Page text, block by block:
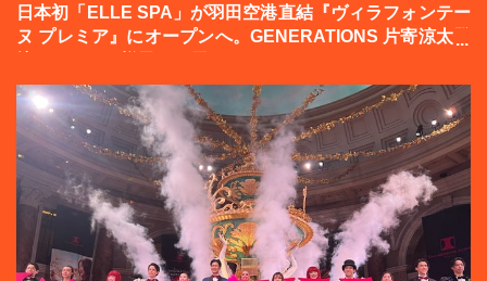
日本初「ELLE SPA」が羽田空港直結『ヴィラフォンテー
ヌ プレミア』にオープンへ。GENERATIONS 片寄涼太登